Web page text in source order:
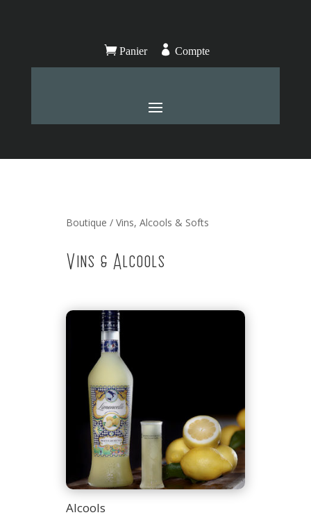
Panier  Compte
Boutique / Vins, Alcools & Softs
Vins & Alcools
Alcools